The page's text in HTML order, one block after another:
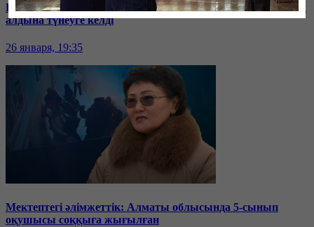
Баспанасын ала алмай жүрген бір топ шымкенттік әкімдік
алдына түнеуге келді
26 января, 19:35
Мектептегі әлімжеттік: Алматы облысында 5-сынып
оқушысы соққыға жығылған